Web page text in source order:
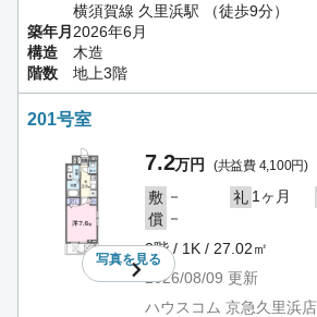
横須賀線 久里浜駅 （徒歩9分）
築年月 2026年6月
構造
木造
階数
地上3階
201号室
写真を見る
7.2万円 (共益費 4,100円)
敷 － 礼 1ヶ月
償 －
2階 / 1K / 27.02㎡
2026/08/09 更新
ハウスコム 京急久里浜店